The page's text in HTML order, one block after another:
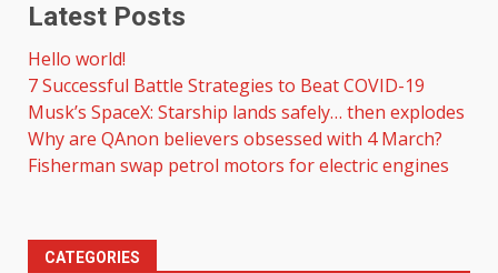
Latest Posts
Hello world!
7 Successful Battle Strategies to Beat COVID-19
Musk’s SpaceX: Starship lands safely… then explodes
Why are QAnon believers obsessed with 4 March?
Fisherman swap petrol motors for electric engines
CATEGORIES